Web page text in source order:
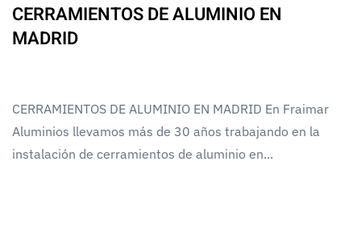
CERRAMIENTOS DE ALUMINIO EN
MADRID
CERRAMIENTOS DE ALUMINIO EN MADRID En Fraimar
Aluminios llevamos más de 30 años trabajando en la
instalación de cerramientos de aluminio en...